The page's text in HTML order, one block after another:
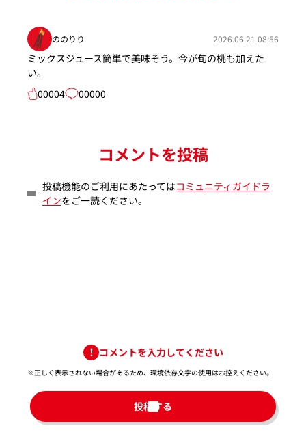
ののりり 2026.06.21 08:56
ミックスジュース簡単で美味そう。今が旬の桃も加えた
い。
00004
00000
コメントを投稿
投稿機能のご利用にあたってはコミュニティガイドラ
インをご一読ください。
コメントを入力してください
※正しく表示されない場合があるため、環境依存文字の使用はお控えください。​
投稿する